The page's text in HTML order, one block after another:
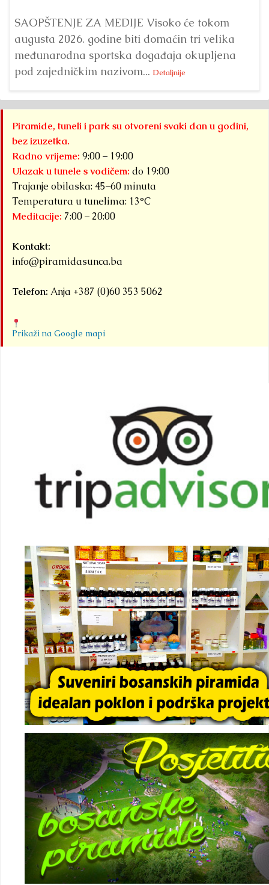
SAOPŠTENJE ZA MEDIJE Visoko će tokom
augusta 2026. godine biti domaćin tri velika
međunarodna sportska događaja okupljena
pod zajedničkim nazivom... Detaljnije
Piramide, tuneli i park su otvoreni svaki dan u godini,
bez izuzetka.
Radno vrijeme: 9:00 – 19:00
Ulazak u tunele s vodičem: do 19:00
Trajanje obilaska: 45–60 minuta
Temperatura u tunelima: 13°C
Meditacije: 7:00 – 20:00
Kontakt:
info@piramidasunca.ba
Telefon: Anja +387 (0)60 353 5062
Prikaži na Google mapi